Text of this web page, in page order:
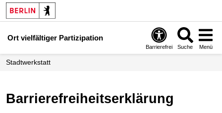
Ort vielfältiger Partizipation
Barrierefrei Suche Menü
Stadtwerkstatt
Barrierefreiheitserklärung